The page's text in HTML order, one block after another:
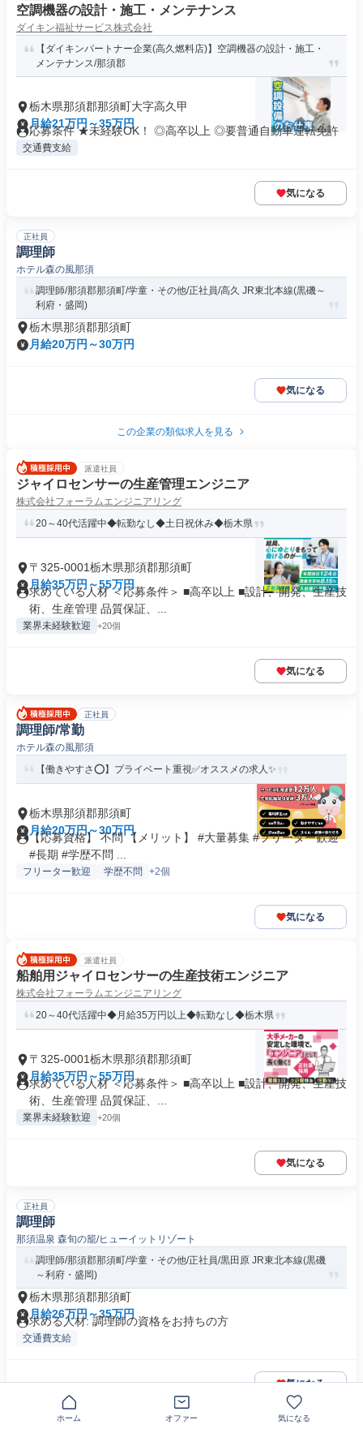
空調機器の設計・施工・メンテナンス
ダイキン福祉サービス株式会社
【ダイキンパートナー企業(高久燃料店)】空調機器の設計・施工・
メンテナンス/那須郡
栃木県那須郡那須町大字高久甲
月給21万円～35万円
応募条件 ★未経験OK！ ◎高卒以上 ◎要普通自動車運転免許
交通費支給
気になる
正社員
調理師
ホテル森の風那須
調理師/那須郡那須町/学童・その他/正社員/高久 JR東北本線(黒磯～
利府・盛岡)
栃木県那須郡那須町
月給20万円～30万円
気になる
この企業の類似求人を見る
派遣社員
ジャイロセンサーの生産管理エンジニア
株式会社フォーラムエンジニアリング
20～40代活躍中◆転勤なし◆土日祝休み◆栃木県
〒325-0001栃木県那須郡那須町
月給35万円～55万円
求めている人材 ＜応募条件＞ ■高卒以上 ■設計、開発、生産技
術、生産管理 品質保証、...
業界未経験歓迎 +20個
気になる
正社員
調理師/常勤
ホテル森の風那須
【働きやすさ⭕️】プライベート重視✅️オススメの求人✨
栃木県那須郡那須町
月給20万円～30万円
【応募資格】 不問 【メリット】 #大量募集 #フリーター歓迎
#長期 #学歴不問 ...
フリーター歓迎 学歴不問 +2個
気になる
派遣社員
船舶用ジャイロセンサーの生産技術エンジニア
株式会社フォーラムエンジニアリング
20～40代活躍中◆月給35万円以上◆転勤なし◆栃木県
〒325-0001栃木県那須郡那須町
月給35万円～55万円
求めている人材 ＜応募条件＞ ■高卒以上 ■設計、開発、生産技
術、生産管理 品質保証、...
業界未経験歓迎 +20個
気になる
正社員
調理師
那須温泉 森旬の籠/ヒューイットリゾート
調理師/那須郡那須町/学童・その他/正社員/黒田原 JR東北本線(黒磯
～利府・盛岡)
栃木県那須郡那須町
月給26万円～35万円
求める人材: 調理師の資格をお持ちの方
交通費支給
気になる
ホーム オファー 気になる